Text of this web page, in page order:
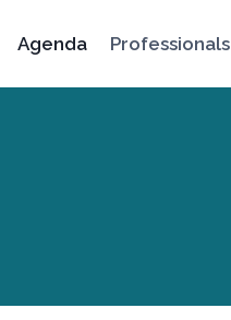
Agenda Professionals